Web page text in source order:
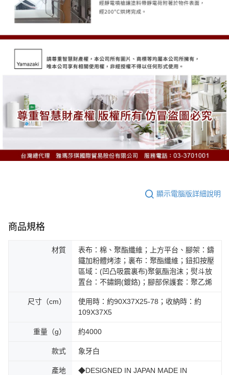
顯示電腦版詳細說明
商品規格
材質
表布：棉、聚酯纖維；上方平台、腳架：鑄
鐵加粉體烤漆；裏布：聚酯纖維；鈕扣按壓
區域：(凹凸吸震裏布)聚氨酯泡沫；熨斗放
置台：不鏽鋼(鍍鉻)；腳部保護套：聚乙烯
尺寸（cm）
使用時：約90X37X25-78；收納時：約
109X37X5
重量（g） 約4000
款式 象牙白
產地
◆DESIGNED IN JAPAN MADE IN